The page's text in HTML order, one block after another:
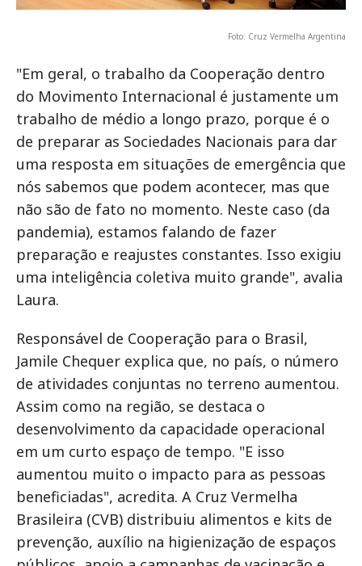
Foto: Cruz Vermelha Argentina
"Em geral, o trabalho da Cooperação dentro
do Movimento Internacional é justamente um
trabalho de médio a longo prazo, porque é o
de preparar as Sociedades Nacionais para dar
uma resposta em situações de emergência que
nós sabemos que podem acontecer, mas que
não são de fato no momento. Neste caso (da
pandemia), estamos falando de fazer
preparação e reajustes constantes. Isso exigiu
uma inteligência coletiva muito grande", avalia
Laura.
Responsável de Cooperação para o Brasil,
Jamile Chequer explica que, no país, o número
de atividades conjuntas no terreno aumentou.
Assim como na região, se destaca o
desenvolvimento da capacidade operacional
em um curto espaço de tempo. "E isso
aumentou muito o impacto para as pessoas
beneficiadas", acredita. A Cruz Vermelha
Brasileira (CVB) distribuiu alimentos e kits de
prevenção, auxílio na higienização de espaços